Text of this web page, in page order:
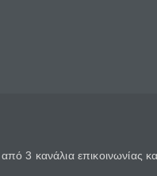
3 κανάλια επικοινωνίας